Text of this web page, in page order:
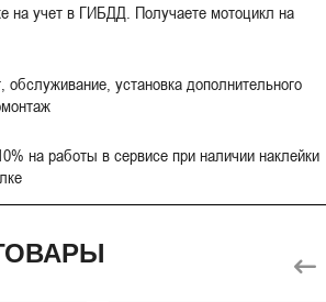
на учет в ГИБДД. Получаете мотоцикл на
установка дополнительного
на работы в сервисе при наличии наклейки